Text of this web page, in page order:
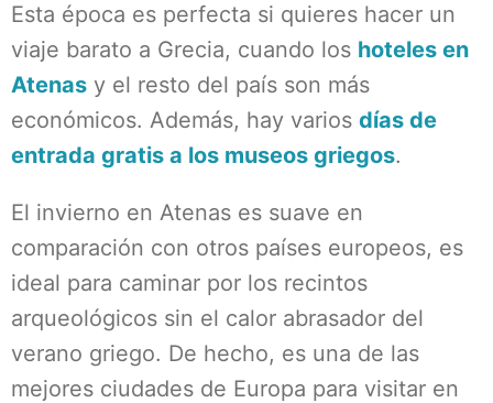
Esta época es perfecta si quieres hacer un
viaje barato a Grecia, cuando los hoteles en
Atenas y el resto del país son más
económicos. Además, hay varios días de
entrada gratis a los museos griegos.
El invierno en Atenas es suave en
comparación con otros países europeos, es
ideal para caminar por los recintos
arqueológicos sin el calor abrasador del
verano griego. De hecho, es una de las
mejores ciudades de Europa para visitar en